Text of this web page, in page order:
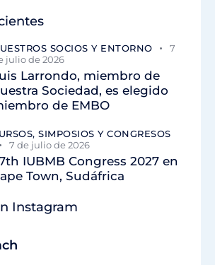
SOCIOS Y ENTORNO
7
julio de 2026
Larrondo, miembro de
Sociedad, es elegido
de EMBO
SIMPOSIOS Y CONGRESOS
7 de julio de 2026
IUBMB Congress 2027 en
Town, Sudáfrica
Instagram